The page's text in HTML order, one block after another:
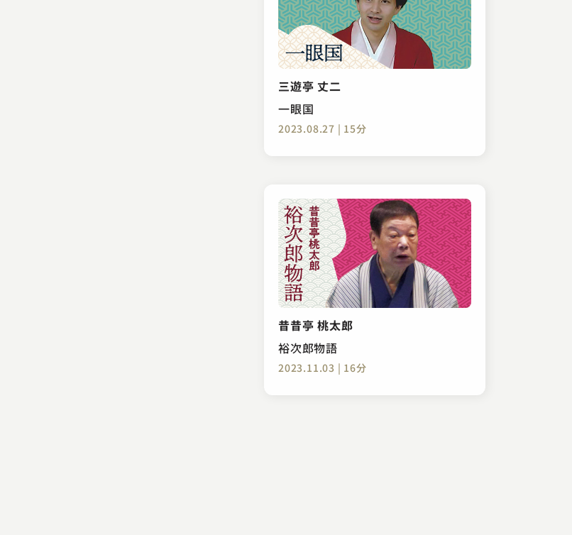
三遊亭 丈二
一眼国
2023.08.27 | 15分
昔昔亭 桃太郎
裕次郎物語
2023.11.03 | 16分